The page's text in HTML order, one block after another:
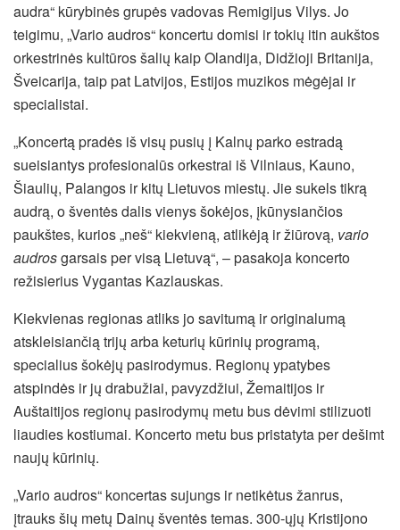
audra“ kūrybinės grupės vadovas Remigijus Vilys. Jo
teigimu, „Vario audros“ koncertu domisi ir tokių itin aukštos
orkestrinės kultūros šalių kaip Olandija, Didžioji Britanija,
Šveicarija, taip pat Latvijos, Estijos muzikos mėgėjai ir
specialistai.
„Koncertą pradės iš visų pusių į Kalnų parko estradą
sueisiantys profesionalūs orkestrai iš Vilniaus, Kauno,
Šiaulių, Palangos ir kitų Lietuvos miestų. Jie sukels tikrą
audrą, o šventės dalis vienys šokėjos, įkūnysiančios
paukštes, kurios „neš“ kiekvieną, atlikėją ir žiūrovą, vario
audrosgarsais per visą Lietuvą“, – pasakoja koncerto
režisierius Vygantas Kazlauskas.
Kiekvienas regionas atliks jo savitumą ir originalumą
atskleisiančią trijų arba keturių kūrinių programą,
specialius šokėjų pasirodymus. Regionų ypatybes
atspindės ir jų drabužiai, pavyzdžiui, Žemaitijos ir
Auštaitijos regionų pasirodymų metu bus dėvimi stilizuoti
liaudies kostiumai. Koncerto metu bus pristatyta per dešimt
naujų kūrinių.
„Vario audros“ koncertas sujungs ir netikėtus žanrus,
įtrauks šių metų Dainų šventės temas. 300-ųjų Kristijono